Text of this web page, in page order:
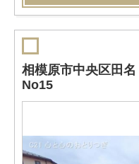
相模原市中央区田
No15